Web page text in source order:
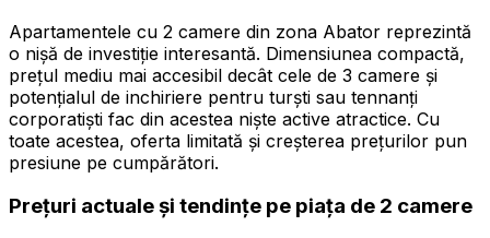
Apartamentele cu 2 camere din zona Abator reprezintă
o nișă de investiție interesantă. Dimensiunea compactă,
prețul mediu mai accesibil decât cele de 3 camere și
potențialul de inchiriere pentru turști sau tennanți
corporatiști fac din acestea niște active atractice. Cu
toate acestea, oferta limitată și creșterea prețurilor pun
presiune pe cumpărători.
Prețuri actuale și tendințe pe piața de 2 camere